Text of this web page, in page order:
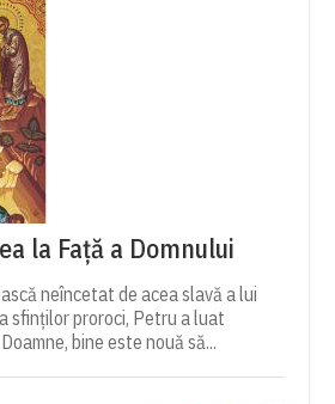
la Față a Domnului
neîncetat de acea slavă a lui
sfinților proroci, Petru a luat
bine este nouă să...